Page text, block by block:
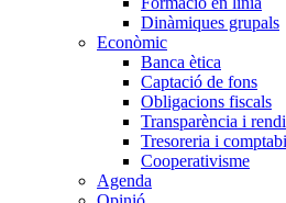
Dinàmiques grupals
Econòmic
Banca ètica
Captació de fons
Obligacions fiscals
Transparència i
Tresoreria i
Cooperativisme
Agenda